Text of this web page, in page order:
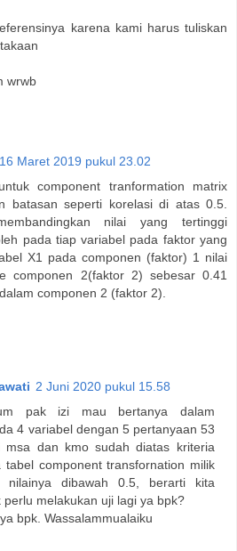
karena kami harus tuliskan
wrwb
16 Maret 2019 pukul 23.02
component tranformation matrix
batasan seperti korelasi di atas 0.5.
nilai yang tertinggi
pada tiap variabel pada faktor yang
X1 pada componen (faktor) 1 nilai
componen 2(faktor 2) sebesar 0.41
componen 2 (faktor 2).
2 Juni 2020 pukul 15.58
pak izi mau bertanya dalam
4 variabel dengan 5 pertanyaan 53
msa dan kmo sudah diatas kriteria
tabel component transfornation milik
dibawah 0.5, berarti kita
perlu melakukan uji lagi ya bpk?
bpk. Wassalammualaiku